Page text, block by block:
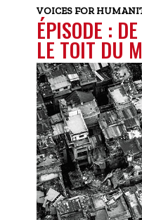
VOICES FOR
ÉPISODE :
LE TOIT DU